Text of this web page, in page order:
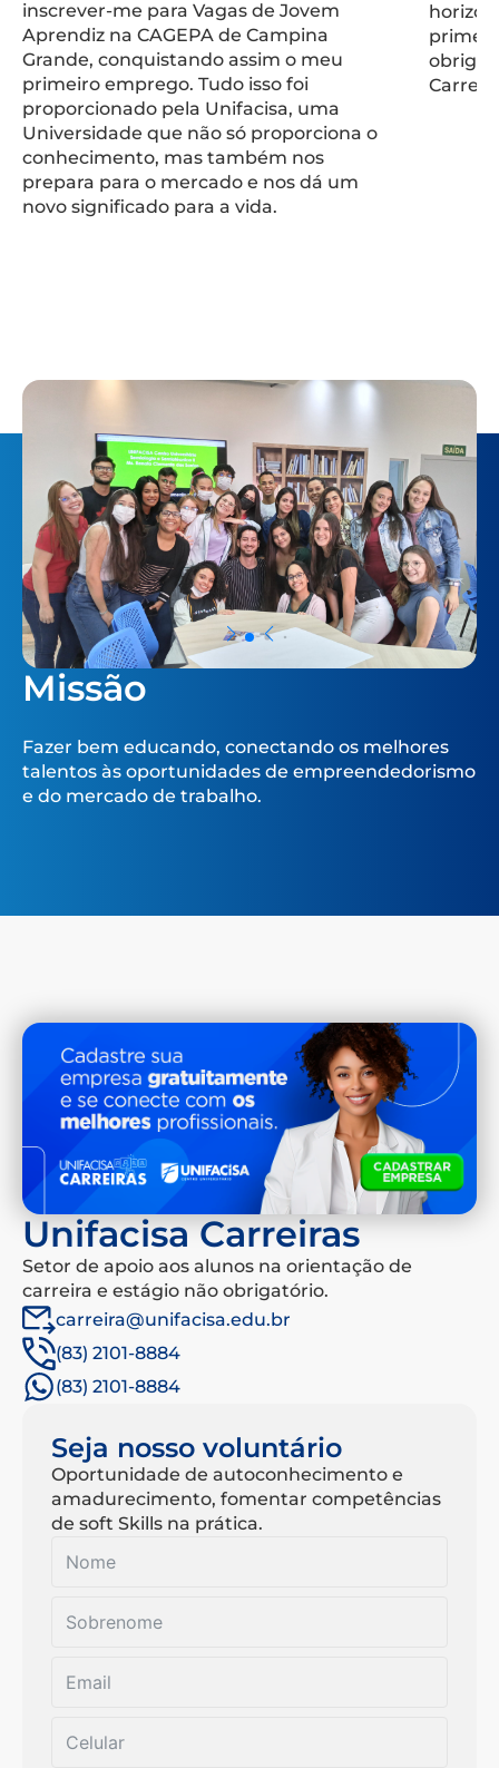
inscrever-me para Vagas de Jovem
Aprendiz na CAGEPA de Campina
Grande, conquistando assim o meu
primeiro emprego. Tudo isso foi
proporcionado pela Unifacisa, uma
Universidade que não só proporciona o
conhecimento, mas também nos
prepara para o mercado e nos dá um
novo significado para a vida.
Missão
Fazer bem educando, conectando os melhores
talentos às oportunidades de empreendedorismo
e do mercado de trabalho.
Unifacisa Carreiras
Setor de apoio aos alunos na orientação de
carreira e estágio não obrigatório.
carreira@unifacisa.edu.br
(83) 2101-8884
(83) 2101-8884
Seja nosso voluntário
Oportunidade de autoconhecimento e
amadurecimento, fomentar competências
de soft Skills na prática.